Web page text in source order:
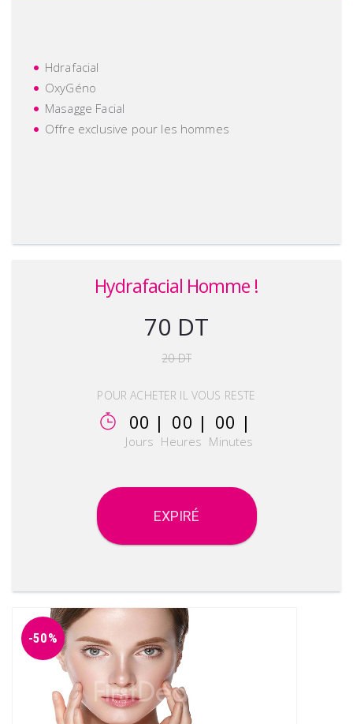
Hdrafacial
OxyGéno
Masagge Facial
Offre exclusive pour les hommes
Hydrafacial Homme !
70 DT
20 DT
POUR ACHETER IL VOUS RESTE
00 | 00 | 00 |
Jours Heures Minutes
EXPIRÉ
-50%